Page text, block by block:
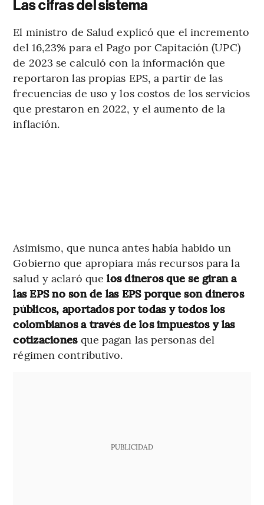
Las cifras del sistema
El ministro de Salud explicó que el incremento
del 16,23% para el Pago por Capitación (UPC)
de 2023 se calculó con la información que
reportaron las propias EPS, a partir de las
frecuencias de uso y los costos de los servicios
que prestaron en 2022, y el aumento de la
inflación.
Asimismo, que nunca antes había habido un
Gobierno que apropiara más recursos para la
salud y aclaró que los dineros que se giran a
las EPS no son de las EPS porque son dineros
públicos, aportados por todas y todos los
colombianos a través de los impuestos y las
cotizaciones que pagan las personas del
régimen contributivo.
PUBLICIDAD